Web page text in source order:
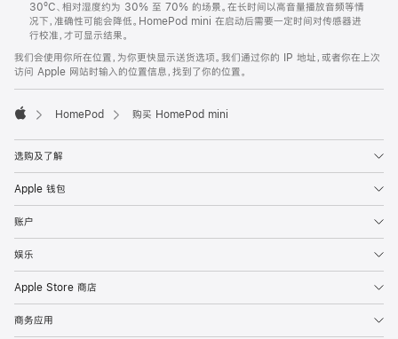
30ºC、相对湿度约为 30% 至 70% 的场景。在长时间以高音量播放音频等情
况下，准确性可能会降低。HomePod mini 在启动后需要一定时间对传感器进
行校准，才可显示结果。
我们会使用你所在位置，为你更快显示送货选项。我们通过你的 IP 地址，或者你在上次
访问 Apple 网站时输入的位置信息，找到了你的位置。
HomePod 购买 HomePod mini
选购及了解
Apple 钱包
账户
娱乐
Apple Store 商店
商务应用